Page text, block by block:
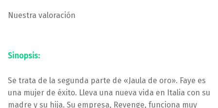
Nuestra valoración
Sinopsis:
Se trata de la segunda parte de «Jaula de oro». Faye es
una mujer de éxito. Lleva una nueva vida en Italia con su
madre y su hija. Su empresa, Revenge, funciona muy